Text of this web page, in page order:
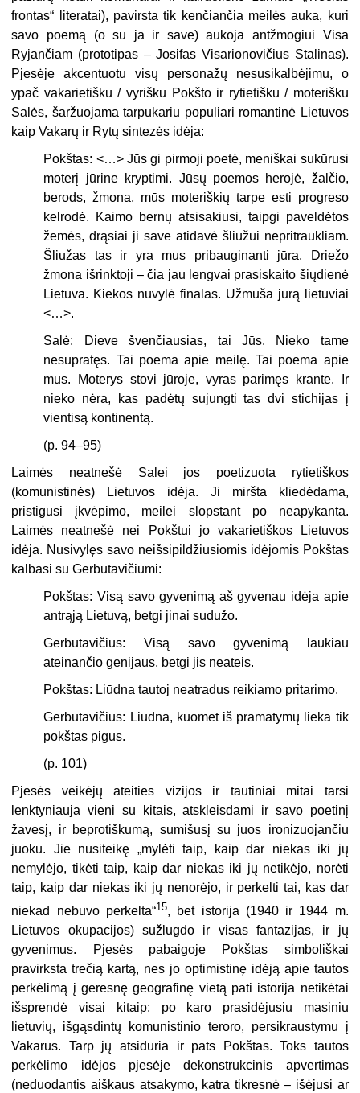
frontas“ literatai), pavirsta tik kenčiančia meilės auka, kuri
savo poemą (o su ja ir save) aukoja antžmogiui Visa
Ryjančiam (prototipas – Josifas Visarionovičius Stalinas).
Pjesėje akcentuotu visų personažų nesusikalbėjimu, o
ypač vakarietišku / vyrišku Pokšto ir rytietišku / moterišku
Salės, šaržuojama tarpukariu populiari romantinė Lietuvos
kaip Vakarų ir Rytų sintezės idėja:
Pokštas: <…> Jūs gi pirmoji poetė, meniškai sukūrusi
moterį jūrine kryptimi. Jūsų poemos herojė, žalčio,
berods, žmona, mūs moteriškių tarpe esti progreso
kelrodė. Kaimo bernų atsisakiusi, taipgi paveldėtos
žemės, drąsiai ji save atidavė šliužui nepritraukliam.
Šliužas tas ir yra mus pribauginanti jūra. Driežo
žmona išrinktoji – čia jau lengvai prasiskaito šiųdienė
Lietuva. Kiekos nuvylė finalas. Užmuša jūrą lietuviai
<…>.
Salė: Dieve švenčiausias, tai Jūs. Nieko tame
nesupratęs. Tai poema apie meilę. Tai poema apie
mus. Moterys stovi jūroje, vyras parimęs krante. Ir
nieko nėra, kas padėtų sujungti tas dvi stichijas į
vientisą kontinentą.
(p. 94–95)
Laimės neatnešė Salei jos poetizuota rytietiškos
(komunistinės) Lietuvos idėja. Ji miršta kliedėdama,
pristigusi įkvėpimo, meilei slopstant po neapykanta.
Laimės neatnešė nei Pokštui jo vakarietiškos Lietuvos
idėja. Nusivylęs savo neišsipildžiusiomis idėjomis Pokštas
kalbasi su Gerbutavičiumi:
Pokštas: Visą savo gyvenimą aš gyvenau idėja apie
antrąją Lietuvą, betgi jinai sudužo.
Gerbutavičius: Visą savo gyvenimą laukiau
ateinančio genijaus, betgi jis neateis.
Pokštas: Liūdna tautoj neatradus reikiamo pritarimo.
Gerbutavičius: Liūdna, kuomet iš pramatymų lieka tik
pokštas pigus.
(p. 101)
Pjesės veikėjų ateities vizijos ir tautiniai mitai tarsi
lenktyniauja vieni su kitais, atskleisdami ir savo poetinį
žavesį, ir beprotiškumą, sumišusį su juos ironizuojančiu
juoku. Jie nusiteikę „mylėti taip, kaip dar niekas iki jų
nemylėjo, tikėti taip, kaip dar niekas iki jų netikėjo, norėti
taip, kaip dar niekas iki jų nenorėjo, ir perkelti tai, kas dar
niekad nebuvo perkelta“15, bet istorija (1940 ir 1944 m.
Lietuvos okupacijos) sužlugdo ir visas fantazijas, ir jų
gyvenimus. Pjesės pabaigoje Pokštas simboliškai
pravirksta trečią kartą, nes jo optimistinę idėją apie tautos
perkėlimą į geresnę geografinę vietą pati istorija netikėtai
išsprendė visai kitaip: po karo prasidėjusiu masiniu
lietuvių, išgąsdintų komunistinio teroro, persikraustymu į
Vakarus. Tarp jų atsiduria ir pats Pokštas. Toks tautos
perkėlimo idėjos pjesėje dekonstrukcinis apvertimas
(neduodantis aiškaus atsakymo, katra tikresnė – išėjusi ar